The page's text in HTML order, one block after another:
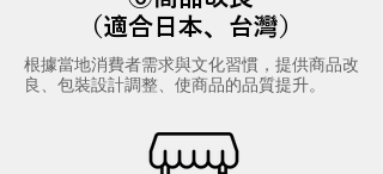
（適合日本、台灣）
根據當地消費者需求與文化習慣，提供商品改
良、包裝設計調整、使商品的品質提升。